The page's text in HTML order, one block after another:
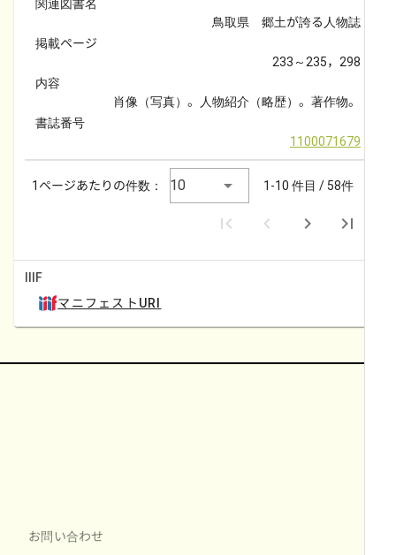
関連図書名
鳥取県　郷土が誇る人物誌
掲載ページ
233～235，298
内容
肖像（写真）。人物紹介（略歴）。著作物。
書誌番号
1100071679
1ページあたりの件数： 10 1-10 件目 / 58件
IIIF
マニフェストURI
お問い合わせ